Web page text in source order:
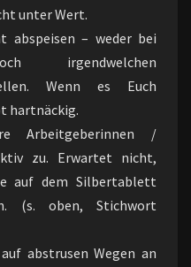
unter Wert.
abspeisen – weder bei
irgendwelchen
Wenn es Euch
hartnäckig.
Arbeitgeberinnen /
zu. Erwartet nicht,
auf dem Silbertablett
(s. oben, Stichwort
abstrusen Wegen an